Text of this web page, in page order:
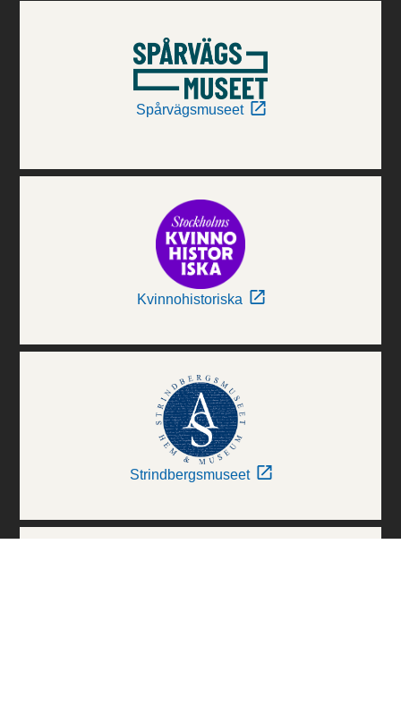
Spårvägsmuseet
Kvinnohistoriska
Strindbergsmuseet